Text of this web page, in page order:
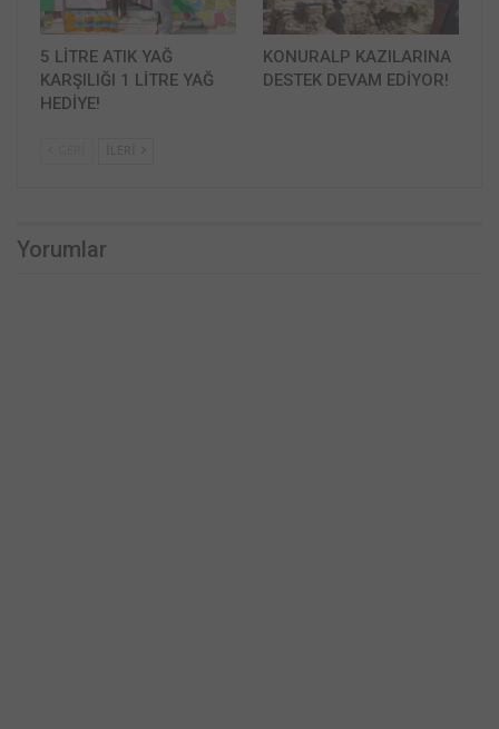
5 LİTRE ATIK YAĞ
KARŞILIĞI 1 LİTRE YAĞ
HEDİYE!
KONURALP KAZILARINA
DESTEK DEVAM EDİYOR!
Yorumlar